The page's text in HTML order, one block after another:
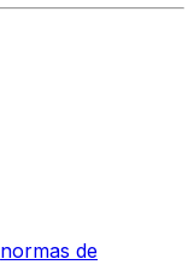
normas de